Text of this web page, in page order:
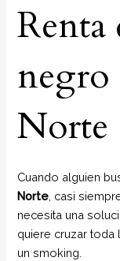
negro
Norte
Cuando alguien
Norte , casi
necesita una
quiere cruzar
un smoking.